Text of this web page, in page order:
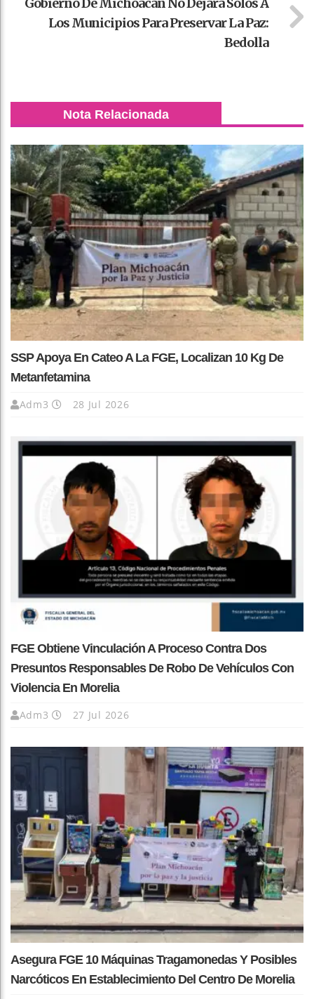
Gobierno De Michoacán No Dejará Solos A
Los Municipios Para Preservar La Paz:
Bedolla
Nota Relacionada
SSP Apoya En Cateo A La FGE, Localizan 10 Kg De
Metanfetamina
Adm3 28 Jul 2026
FGE Obtiene Vinculación A Proceso Contra Dos
Presuntos Responsables De Robo De Vehículos Con
Violencia En Morelia
Adm3 27 Jul 2026
Asegura FGE 10 Máquinas Tragamonedas Y Posibles
Narcóticos En Establecimiento Del Centro De Morelia